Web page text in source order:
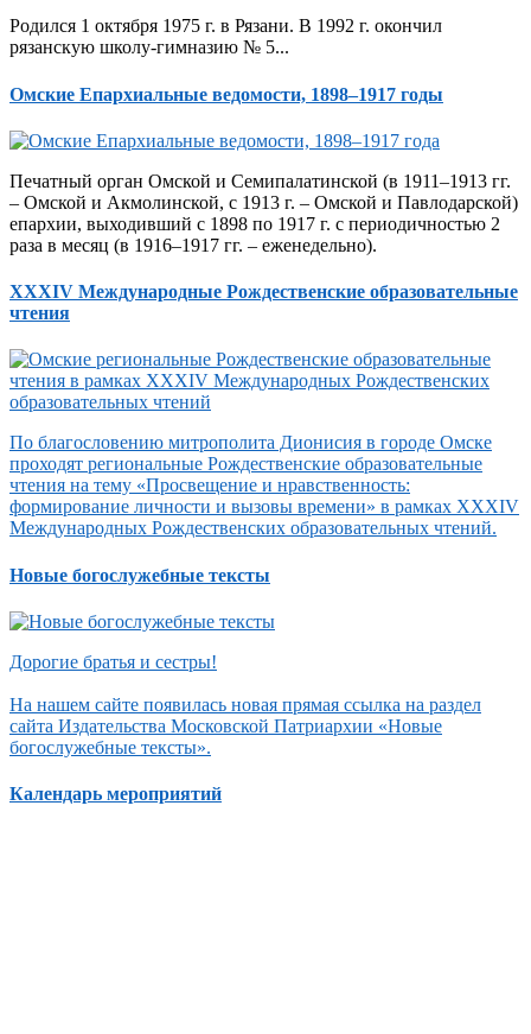
Родился 1 октября 1975 г. в Рязани. В 1992 г. окончил
рязанскую школу-гимназию № 5...
Омские Епархиальные ведомости, 1898–1917 годы
Печатный орган Омской и Семипалатинской (в 1911–1913 гг.
– Омской и Акмолинской, с 1913 г. – Омской и Павлодарской)
епархии, выходивший с 1898 по 1917 г. с периодичностью 2
раза в месяц (в 1916–1917 гг. – еженедельно).
XXXIV Международные Рождественские образовательные
чтения
По благословению митрополита Дионисия в городе Омске
проходят региональные Рождественские образовательные
чтения на тему «Просвещение и нравственность:
формирование личности и вызовы времени» в рамках XXXIV
Международных Рождественских образовательных чтений.
Новые богослужебные тексты
Дорогие братья и сестры!
На нашем сайте появилась новая прямая ссылка на раздел
сайта Издательства Московской Патриархии «Новые
богослужебные тексты».
Календарь мероприятий